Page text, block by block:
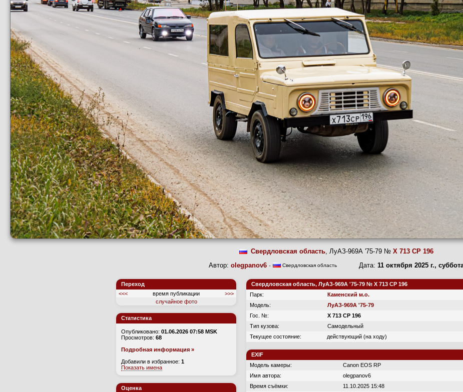
Свердловская область, ЛуАЗ-969А '75-79 № Х 713 СР 196
Автор: olegpanov6 · Свердловская область Дата: 11 октября 2025 г.,
Переход
<<<
время публикации
>>>
случайное фото
Статистика
Опубликовано: 01.06.2026 07:58 MSK
Просмотров: 68
Подробная информация »
Добавили в избранное: 1
Показать имена
Оценка
Свердловская область, ЛуАЗ-969А '75-79 № Х 713 СР 196
Парк:
Каменский м.о.
Модель:
ЛуАЗ-969А '75-79
Гос. №:
Х 713 СР 196
Тип кузова:
Самодельный
Текущее состояние:
действующий (на ходу)
EXIF
Модель камеры:
Canon EOS RP
Имя автора:
olegpanov6
Время съёмки:
11.10.2025 15:48